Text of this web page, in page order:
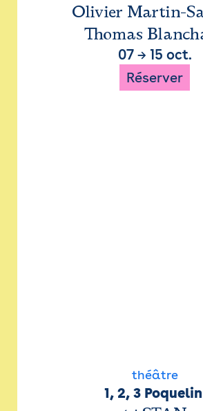
Olivier Martin-
Thomas
07→ 15 oct.
Réserver
théâtre
1, 2, 3 Poquelin